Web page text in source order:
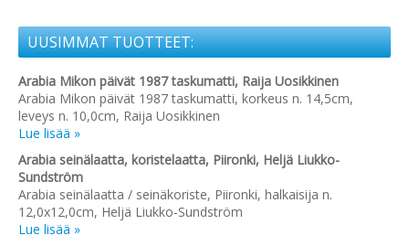
UUSIMMAT TUOTTEET:
Arabia Mikon päivät 1987 taskumatti, Raija Uosikkinen
Arabia Mikon päivät 1987 taskumatti, korkeus n. 14,5cm,
leveys n. 10,0cm, Raija Uosikkinen
Lue lisää »
Arabia seinälaatta, koristelaatta, Piironki, Heljä Liukko-
Sundström
Arabia seinälaatta / seinäkoriste, Piironki, halkaisija n.
12,0x12,0cm, Heljä Liukko-Sundström
Lue lisää »